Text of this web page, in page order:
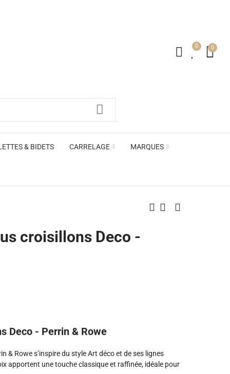
0 0
& BIDETS CARRELAGE MARQUES
ACB
croisillons Deco -
Deco - Perrin & Rowe
& Rowe s’inspire du style Art déco et de ses lignes
apportent une touche classique et raffinée, idéale pour